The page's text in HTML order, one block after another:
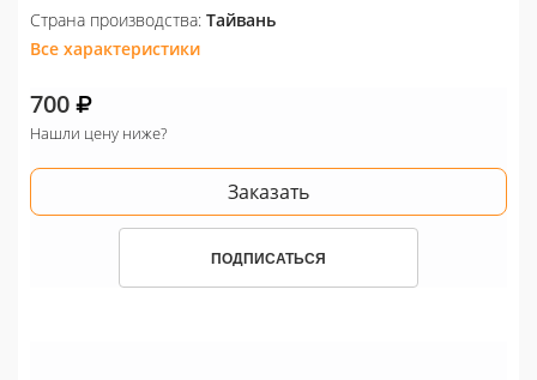
Страна производства: Тайвань
Все характеристики
700
Нашли цену ниже?
Заказать
ПОДПИСАТЬСЯ